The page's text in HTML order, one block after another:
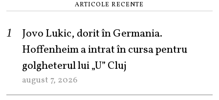
ARTICOLE RECENTE
Jovo Lukic, dorit în Germania.
Hoffenheim a intrat în cursa pentru
golgheterul lui „U” Cluj
august 7, 2026